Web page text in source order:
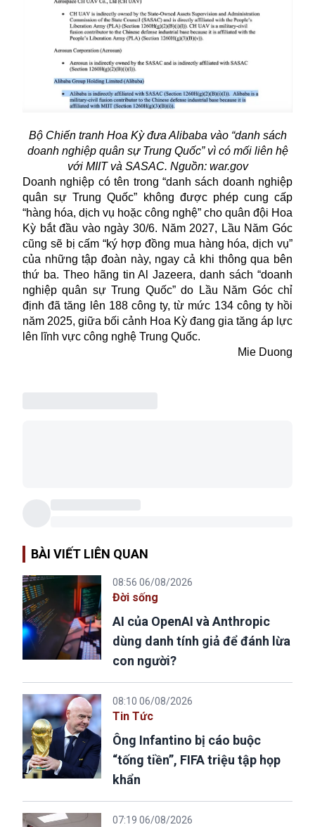
Bộ Chiến tranh Hoa Kỳ đưa Alibaba vào “danh sách
doanh nghiệp quân sự Trung Quốc” vì có mối liên hệ
với MIIT và SASAC. Nguồn: war.gov
Doanh nghiệp có tên trong “danh sách doanh nghiệp
quân sự Trung Quốc” không được phép cung cấp
“hàng hóa, dịch vụ hoặc công nghệ” cho quân đội Hoa
Kỳ bắt đầu vào ngày 30/6. Năm 2027, Lầu Năm Góc
cũng sẽ bị cấm “ký hợp đồng mua hàng hóa, dịch vụ”
của những tập đoàn này, ngay cả khi thông qua bên
thứ ba. Theo hãng tin Al Jazeera, danh sách “doanh
nghiệp quân sự Trung Quốc” do Lầu Năm Góc chỉ
định đã tăng lên 188 công ty, từ mức 134 công ty hồi
năm 2025, giữa bối cảnh Hoa Kỳ đang gia tăng áp lực
lên lĩnh vực công nghệ Trung Quốc.
Mie Duong
BÀI VIẾT LIÊN QUAN
08:56 06/08/2026
Đời sống
AI của OpenAI và Anthropic
dùng danh tính giả để đánh lừa
con người?
08:10 06/08/2026
Tin Tức
Ông Infantino bị cáo buộc
“tống tiền”, FIFA triệu tập họp
khẩn
07:19 06/08/2026